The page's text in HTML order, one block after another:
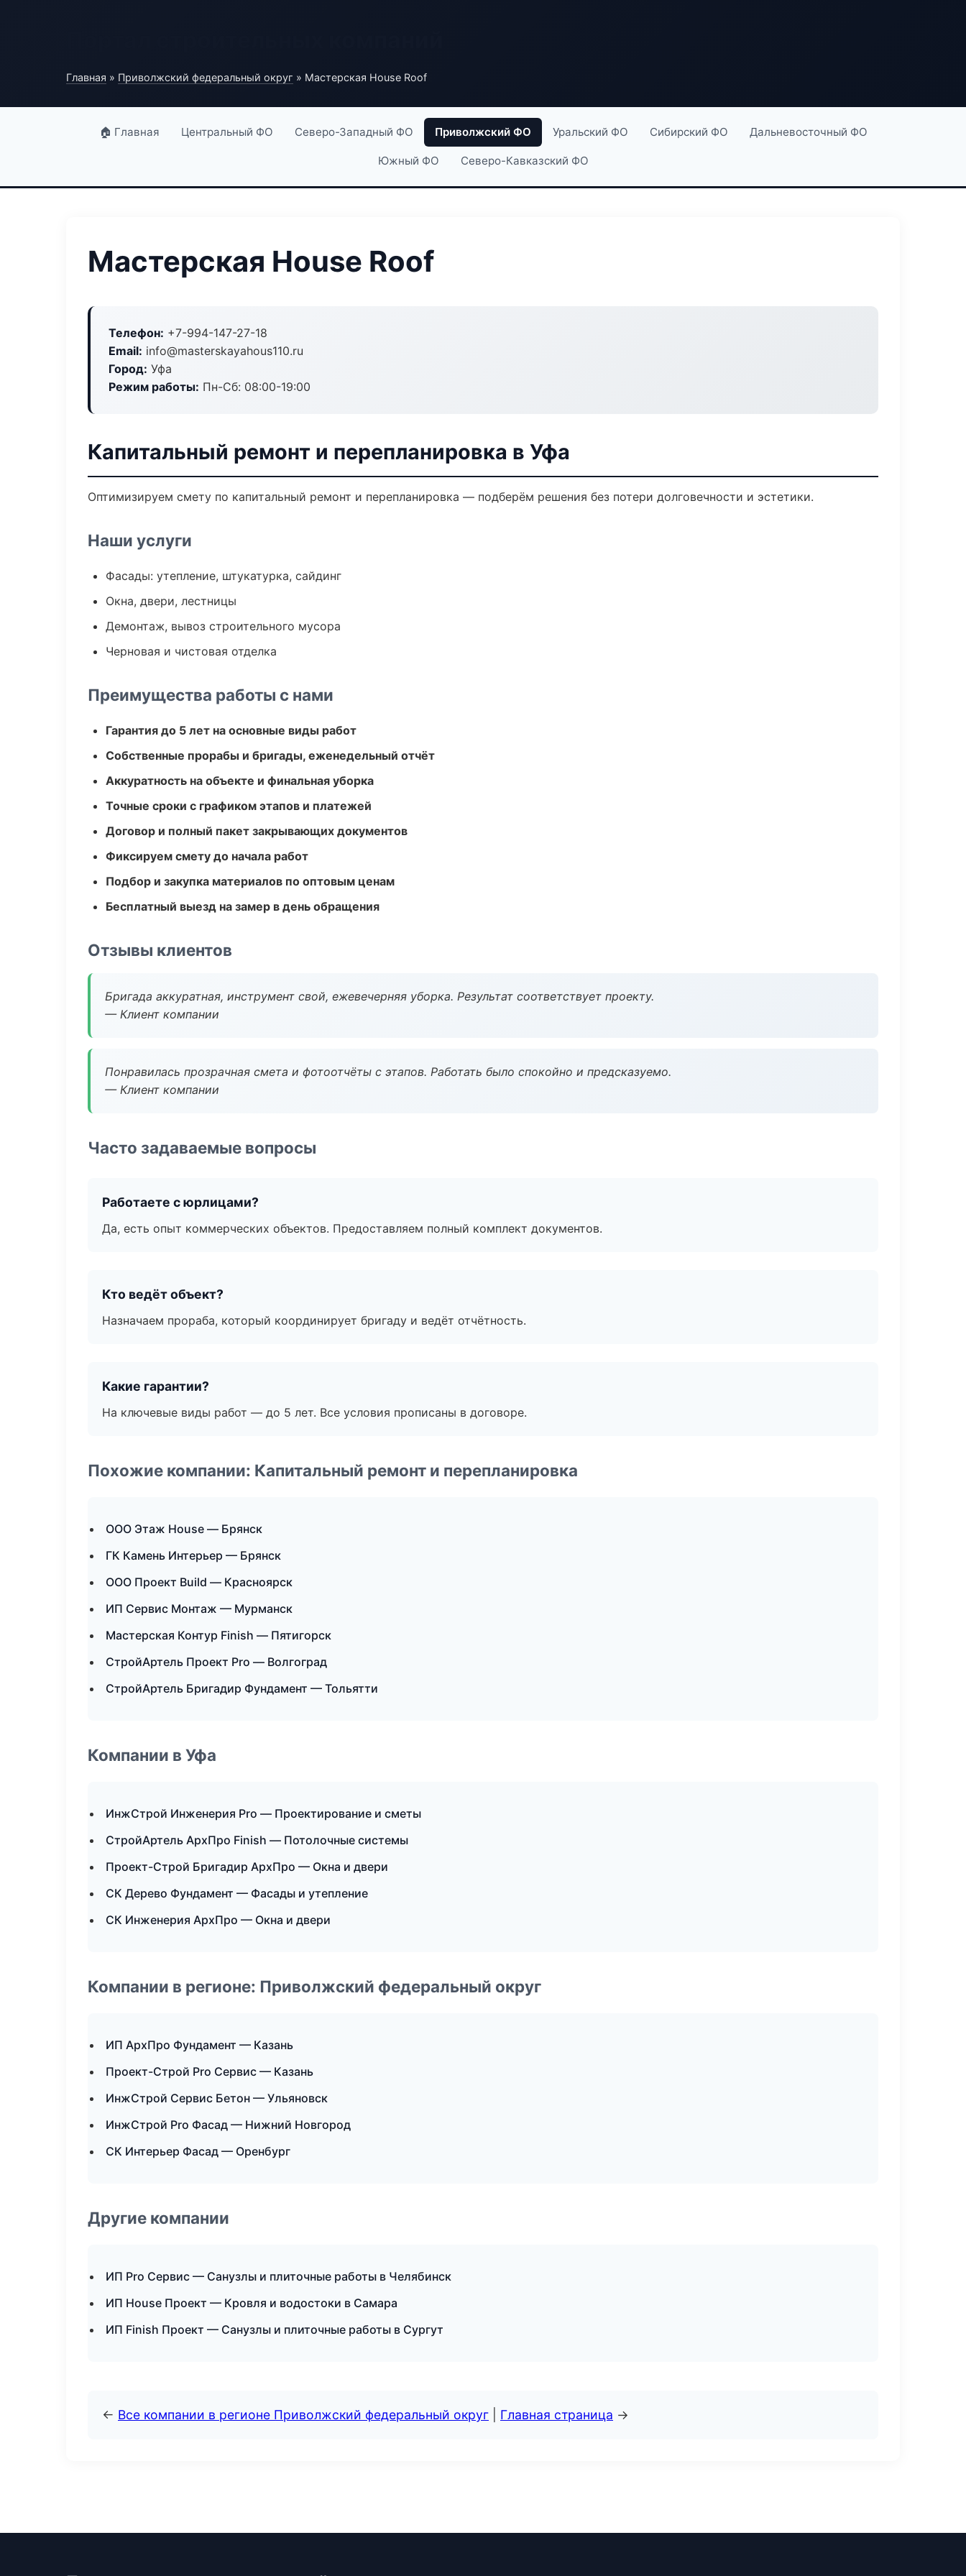
Главная » Приволжский федеральный округ » Мастерская House Roof
🏠 Главная Центральный ФО Северо-Западный ФО Приволжский ФО Уральский ФО Сибирский ФО Дальневосточный ФО
Южный ФО Северо-Кавказский ФО
Мастерская House Roof
Телефон: +7-994-147-27-18
Email: info@masterskayahous110.ru
Город: Уфа
Режим работы: Пн-Сб: 08:00-19:00
Капитальный ремонт и перепланировка в Уфа
Оптимизируем смету по капитальный ремонт и перепланировка — подберём решения без потери долговечности и эстетики.
Наши услуги
Фасады: утепление, штукатурка, сайдинг
Окна, двери, лестницы
Демонтаж, вывоз строительного мусора
Черновая и чистовая отделка
Преимущества работы с нами
Гарантия до 5 лет на основные виды работ
Собственные прорабы и бригады, еженедельный отчёт
Аккуратность на объекте и финальная уборка
Точные сроки с графиком этапов и платежей
Договор и полный пакет закрывающих документов
Фиксируем смету до начала работ
Подбор и закупка материалов по оптовым ценам
Бесплатный выезд на замер в день обращения
Отзывы клиентов
Бригада аккуратная, инструмент свой, ежевечерняя уборка. Результат соответствует проекту.
— Клиент компании
Понравилась прозрачная смета и фотоотчёты с этапов. Работать было спокойно и предсказуемо.
— Клиент компании
Часто задаваемые вопросы
Работаете с юрлицами?
Да, есть опыт коммерческих объектов. Предоставляем полный комплект документов.
Кто ведёт объект?
Назначаем прораба, который координирует бригаду и ведёт отчётность.
Какие гарантии?
На ключевые виды работ — до 5 лет. Все условия прописаны в договоре.
Похожие компании: Капитальный ремонт и перепланировка
ООО Этаж House — Брянск
ГК Камень Интерьер — Брянск
ООО Проект Build — Красноярск
ИП Сервис Монтаж — Мурманск
Мастерская Контур Finish — Пятигорск
СтройАртель Проект Pro — Волгоград
СтройАртель Бригадир Фундамент — Тольятти
Компании в Уфа
ИнжСтрой Инженерия Pro — Проектирование и сметы
СтройАртель АрхПро Finish — Потолочные системы
Проект-Строй Бригадир АрхПро — Окна и двери
СК Дерево Фундамент — Фасады и утепление
СК Инженерия АрхПро — Окна и двери
Компании в регионе: Приволжский федеральный округ
ИП АрхПро Фундамент — Казань
Проект-Строй Pro Сервис — Казань
ИнжСтрой Сервис Бетон — Ульяновск
ИнжСтрой Pro Фасад — Нижний Новгород
СК Интерьер Фасад — Оренбург
Другие компании
ИП Pro Сервис — Санузлы и плиточные работы в Челябинск
ИП House Проект — Кровля и водостоки в Самара
ИП Finish Проект — Санузлы и плиточные работы в Сургут
← Все компании в регионе Приволжский федеральный округ Главная страница →